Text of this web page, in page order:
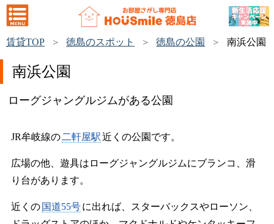
賃貸TOP 徳島のスポット 徳島の公園 南浜公園
南浜公園
ローグジャングルジムがある公園
JR牟岐線の 二軒屋駅近くの公園です。
広場の他、遊具はローグジャングルジムにブランコ、滑
り台があります。
近くの 国道55号に出れば、スターバックスやローソン、